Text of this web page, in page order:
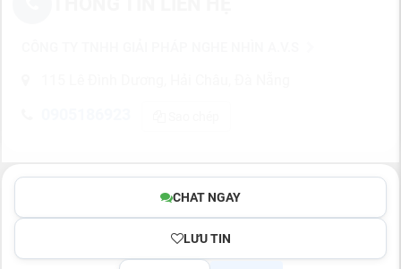
CHAT NGAY
LƯU TIN